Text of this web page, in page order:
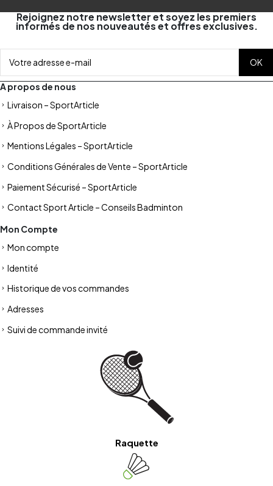
Rejoignez notre newsletter et soyez les premiers
informés de nos nouveautés et offres exclusives.
A propos de nous
Livraison – SportArticle
À Propos de SportArticle
Mentions Légales – SportArticle
Conditions Générales de Vente – SportArticle
Paiement Sécurisé – SportArticle
Contact Sport Article – Conseils Badminton
Mon Compte
Mon compte
Identité
Historique de vos commandes
Adresses
Suivi de commande invité
Raquette